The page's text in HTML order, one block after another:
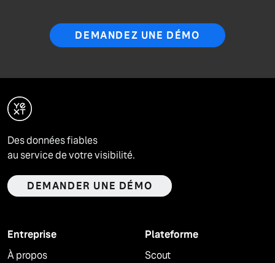
DEMANDEZ UNE DÉMO
Des données fiables
au service de votre visibilité.
DEMANDER UNE DÉMO
Entreprise
À propos
Plateforme
Scout